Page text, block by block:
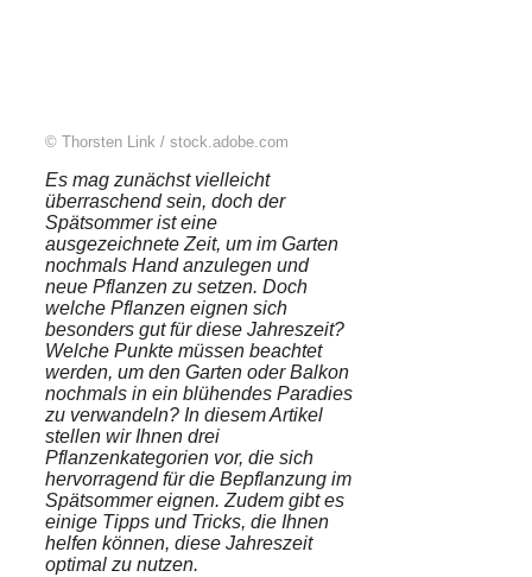
© Thorsten Link / stock.adobe.com
Es mag zunächst vielleicht
überraschend sein, doch der
Spätsommer ist eine
ausgezeichnete Zeit, um im Garten
nochmals Hand anzulegen und
neue Pflanzen zu setzen. Doch
welche Pflanzen eignen sich
besonders gut für diese Jahreszeit?
Welche Punkte müssen beachtet
werden, um den Garten oder Balkon
nochmals in ein blühendes Paradies
zu verwandeln? In diesem Artikel
stellen wir Ihnen drei
Pflanzenkategorien vor, die sich
hervorragend für die Bepflanzung im
Spätsommer eignen. Zudem gibt es
einige Tipps und Tricks, die Ihnen
helfen können, diese Jahreszeit
optimal zu nutzen.